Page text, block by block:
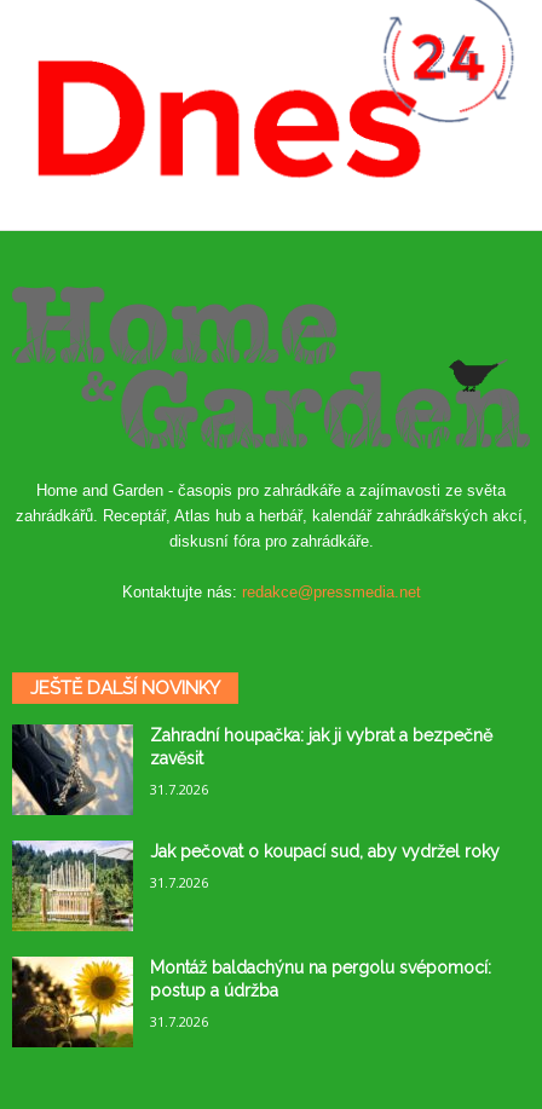
Home and Garden - časopis pro zahrádkáře a zajímavosti ze světa
zahrádkářů. Receptář, Atlas hub a herbář, kalendář zahrádkářských akcí,
diskusní fóra pro zahrádkáře.
Kontaktujte nás: redakce@pressmedia.net
JEŠTĚ DALŠÍ NOVINKY
Zahradní houpačka: jak ji vybrat a bezpečně
zavěsit
31.7.2026
Jak pečovat o koupací sud, aby vydržel roky
31.7.2026
Montáž baldachýnu na pergolu svépomocí:
postup a údržba
31.7.2026